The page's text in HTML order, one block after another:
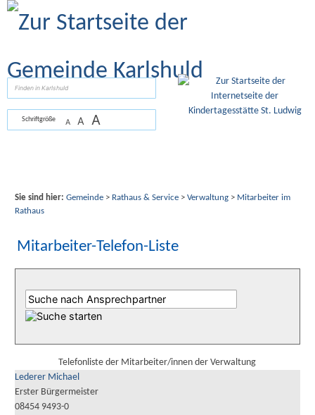
Zum Inhalt
Schriftgröße A A A
Sie sind hier: Gemeinde> Rathaus & Service> Verwaltung> Mitarbeiter im
Rathaus
Mitarbeiter-Telefon-Liste
Telefonliste der Mitarbeiter/innen der Verwaltung
Lederer Michael
Erster Bürgermeister
08454 9493-0